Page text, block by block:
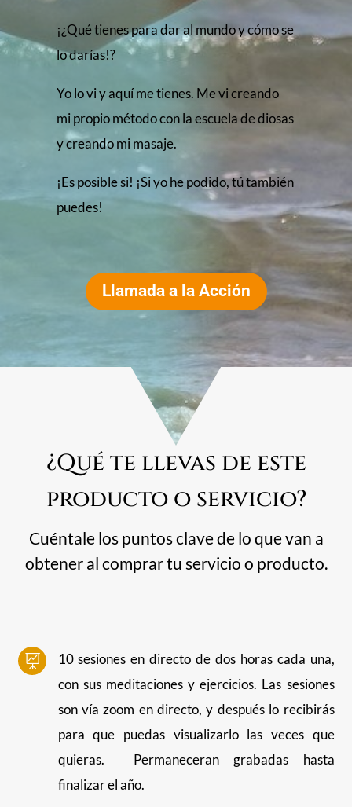
¡¿Qué tienes para dar al mundo y cómo se
lo darías!?
Yo lo vi y aquí me tienes. Me vi creando
mi propio método con la escuela de diosas
y creando mi masaje.
¡Es posible si! ¡Si yo he podido, tú también
puedes!
Llamada a la Acción
¿Qué te llevas de este
producto o servicio?
Cuéntale los puntos clave de lo que van a
obtener al comprar tu servicio o producto.

10 sesiones en directo de dos horas cada una,
con sus meditaciones y ejercicios. Las sesiones
son vía zoom en directo, y después lo recibirás
para que puedas visualizarlo las veces que
quieras. Permaneceran grabadas hasta
finalizar el año.